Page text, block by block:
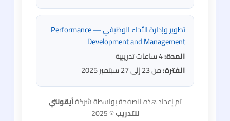
تطوير وإدارة الأداء الوظيفي — Performance
Development and Management
المدة:4 ساعات تدريبية
الفترة:من 23 إلى 27 سبتمبر 2025
تم إعداد هذه الصفحة بواسطة شركةأيقونتي
للتدريب© 2025